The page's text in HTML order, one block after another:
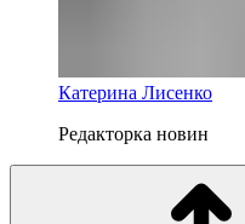
Катерина Лисенко
Редакторка новин